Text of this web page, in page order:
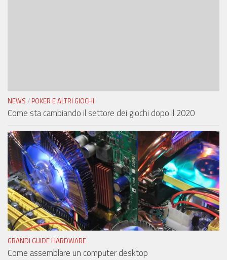
NEWS / POKER E ALTRI GIOCHI
Come sta cambiando il settore dei giochi dopo il 2020
GRANDI GUIDE HARDWARE
Come assemblare un computer desktop